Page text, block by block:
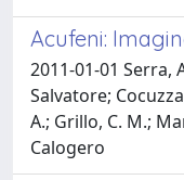
Acufeni:
2011-01-01 Serra,
Salvatore;
A.; Grillo, C. M.;
Calogero